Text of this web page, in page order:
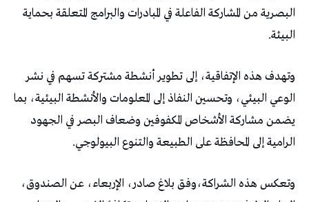
البصرية من المشاركة الفاعلة في المبادرات والبرامج المتعلقة بحماية
البيئة.
وتهدف هذه الإتفاقية، إلى تطوير أنشطة مشتركة تسهم في نشر
الوعي البيئي، وتحسين النفاذ إلى المعلومات والأنشطة البيئية، بما
يضمن مشاركة الأشخاص المكفوفين وضعاف البصر في الجهود
الرامية إلى المحافظة على الطبيعة والتنوع البيولوجي.
وتعكس هذه الشراكة،وفق بلاغ صادر، الإربعاء، عن الصندوق،